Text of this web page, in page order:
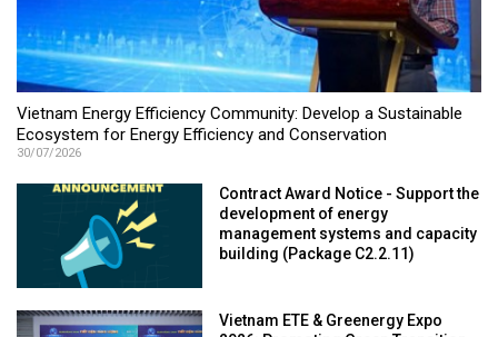
Vietnam Energy Efficiency Community: Develop a Sustainable
Ecosystem for Energy Efficiency and Conservation
30/07/2026
Contract Award Notice - Support the
development of energy
management systems and capacity
building (Package C2.2.11)
Vietnam ETE & Greenergy Expo